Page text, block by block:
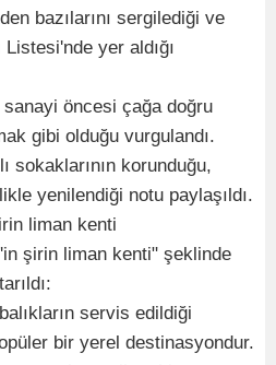
bazılarını sergilediği ve
yer aldığı
öncesi çağa doğru
gibi olduğu vurgulandı.
sokaklarının korunduğu,
yenilendiği notu paylaşıldı.
liman kenti
şirin liman kenti" şeklinde
servis edildiği
bir yerel destinasyondur.